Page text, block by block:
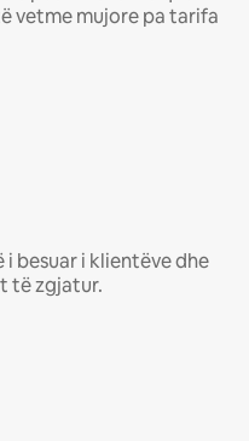
vetme mujore pa tarifa
besuar i klientëve dhe
të zgjatur.